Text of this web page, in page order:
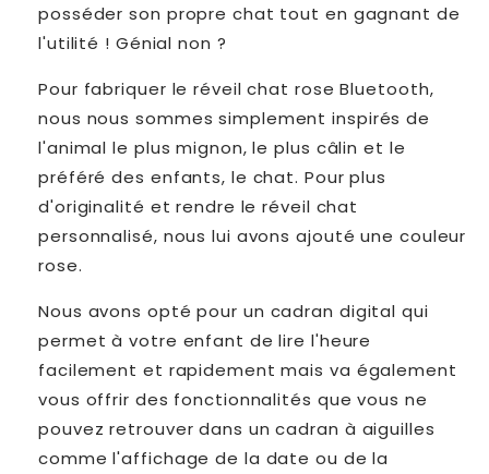
posséder son propre chat tout en gagnant de
l'utilité ! Génial non ?
Pour fabriquer le réveil chat rose Bluetooth,
nous nous sommes simplement inspirés de
l'animal le plus mignon, le plus câlin et le
préféré des enfants, le chat. Pour plus
d'originalité et rendre le réveil chat
personnalisé, nous lui avons ajouté une couleur
rose.
Nous avons opté pour un cadran digital qui
permet à votre enfant de lire l'heure
facilement et rapidement mais va également
vous offrir des fonctionnalités que vous ne
pouvez retrouver dans un cadran à aiguilles
comme l'affichage de la date ou de la